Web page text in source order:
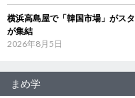
横浜高島屋で「韓国市場」がス
が集結
2026年8月5日
まめ学